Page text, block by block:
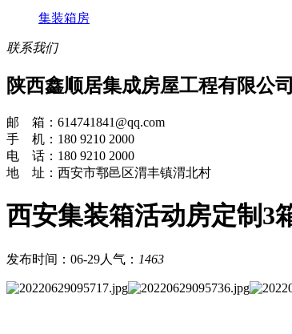
集装箱房
联系我们
陕西鑫顺居集成房屋工程有限公司
邮 箱：614741841@qq.com
手 机：180 9210 2000
电 话：180 9210 2000
地 址：西安市鄠邑区渭丰镇渭北村
西安集装箱活动房定制3
发布时间：06-29人气： 1463